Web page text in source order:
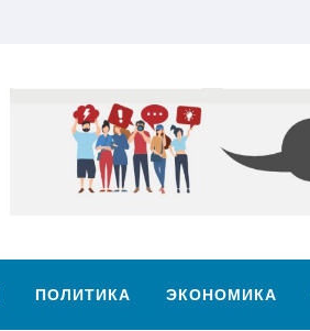
ПОЛИТИКА ЭКОНОМИКА